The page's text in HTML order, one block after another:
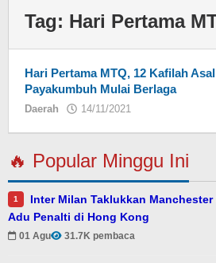
Tag: Hari Pertama
Hari Pertama MTQ, 12 Kafilah Asal
Payakumbuh Mulai Berlaga
Daerah 14/11/2021
🔥 Popular Minggu Ini
1
Inter Milan Taklukkan
Adu Penalti di Hong Kong
01 Agu 31.7K pembaca